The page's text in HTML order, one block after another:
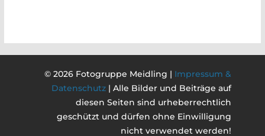
© 2026 Fotogruppe Meidling | Impressum &
Datenschutz| Alle Bilder und Beiträge auf
diesen Seiten sind urheberrechtlich
geschützt und dürfen ohne Einwilligung
nicht verwendet werden!